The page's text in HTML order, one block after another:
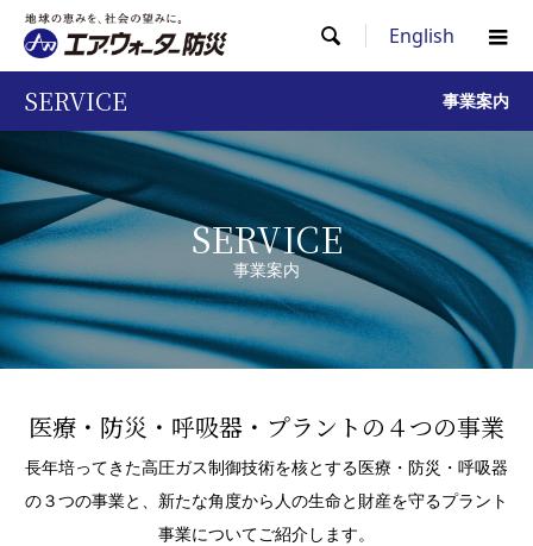
 English
SERVICE 事業案内
SERVICE
事業案内
医療・防災・呼吸器・プラントの４つの事業
長年培ってきた高圧ガス制御技術を核とする医療・防災・呼吸器
の３つの事業と、新たな角度から人の生命と財産を守るプラント
事業についてご紹介します。